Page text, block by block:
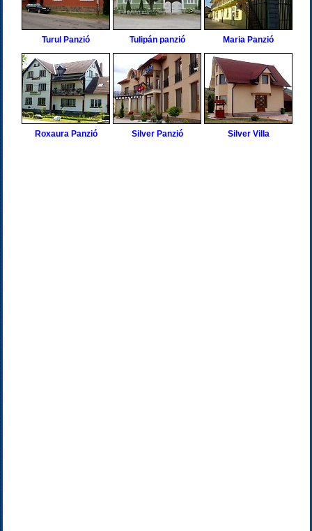
Turul Panzió Tulipán panzió Maria Panzió
Roxaura Panzió Silver Panzió Silver Villa